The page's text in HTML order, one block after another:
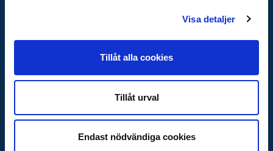
Visa detaljer
Tillåt alla cookies
Tillåt urval
Endast nödvändiga cookies
Vid nödläge -112
Info vid olyckor och kris -113 13
Polis, när det inte är akut -114 14
010-456 6700
SOS-international -004570105050